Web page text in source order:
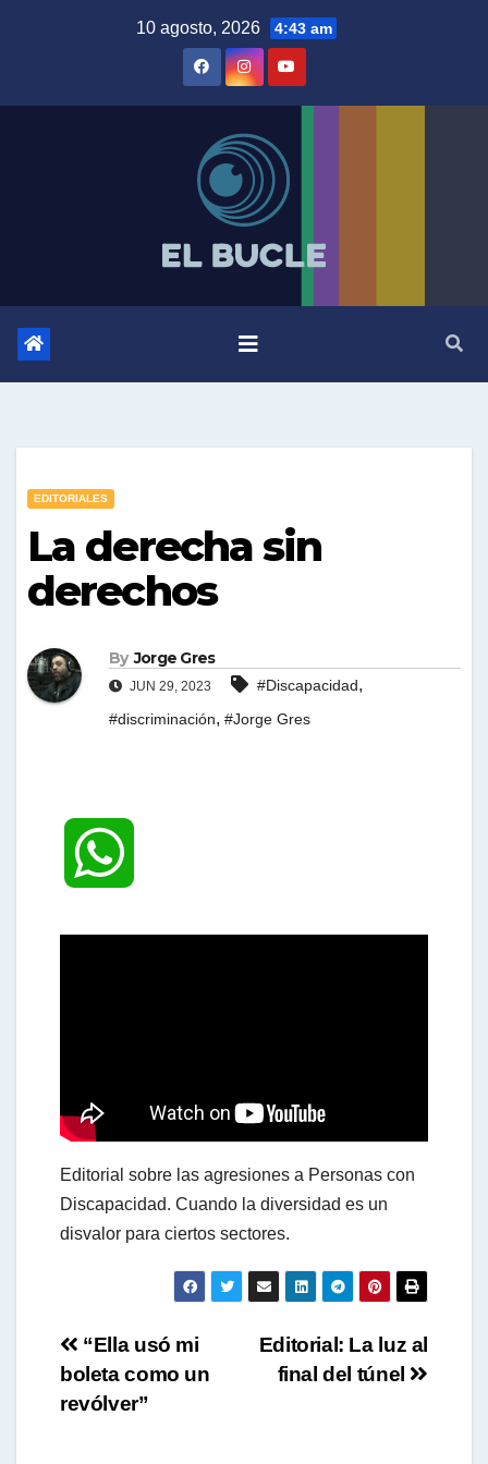
10 agosto, 2026 4:43 am
EDITORIALES
La derecha sin
derechos
By Jorge Gres
JUN 29, 2023 #Discapacidad,
#discriminación, #Jorge Gres
A
p
Editorial sobre las agresiones a Personas con
Discapacidad. Cuando la diversidad es un
disvalor para ciertos sectores.
Navegación
de
Editorial: La luz al
final del túnel
“Ella usó mi
boleta como un
revólver”